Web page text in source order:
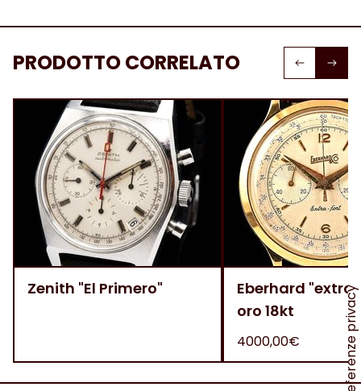
PRODOTTO CORRELATO
Zenith "El Primero"
Eberhard "extra
oro 18kt
4000,00€